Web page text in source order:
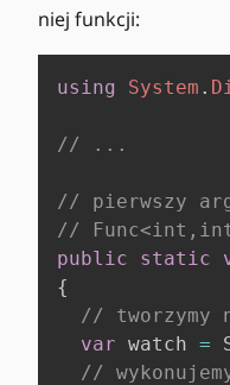
niej funkcji:
using System .
// ...
// pierwszy
//
public
static
{
// tworzymy
var watch =
//